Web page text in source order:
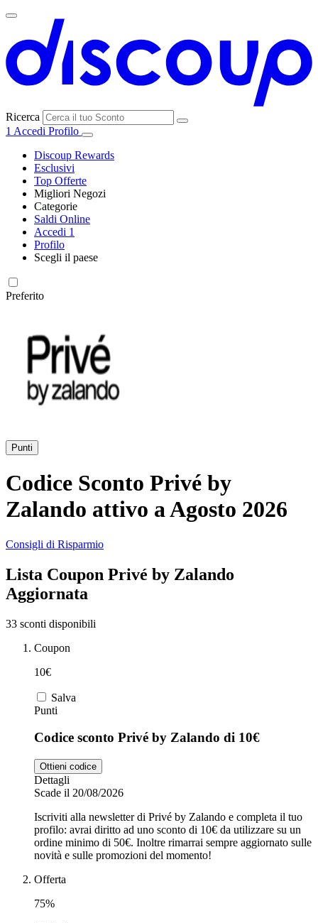
Ricerca
1 Accedi Profilo
Discoup Rewards
Esclusivi
Top Offerte
Migliori Negozi
SHEIN
eBay
Samsung
Fineco
Privé by
Zalando
adidas
Categorie
Elettronica e
Abbigliamento
e Accessori
Vacanze e
Hotel
Profumi
Trasporti
Salute e
Farmacia
Saldi Online
Accedi 1
Profilo
Scegli il paese
Preferito
Punti
Codice Sconto Privé by
Zalando attivo a Agosto 2026
Consigli di Risparmio
Lista Coupon Privé by Zalando
Aggiornata
33 sconti disponibili
Coupon
10€
Salva
Punti
Codice sconto Privé by Zalando di 10€
Ottieni codice
Dettagli
Scade il 20/08/2026
Iscriviti alla newsletter di Privé by Zalando e completa il tuo
profilo: avrai diritto ad uno sconto di 10€ da utilizzare su un
ordine minimo di 50€. Inoltre rimarrai sempre aggiornato sulle
novità e sulle promozioni del momento!
Offerta
75%